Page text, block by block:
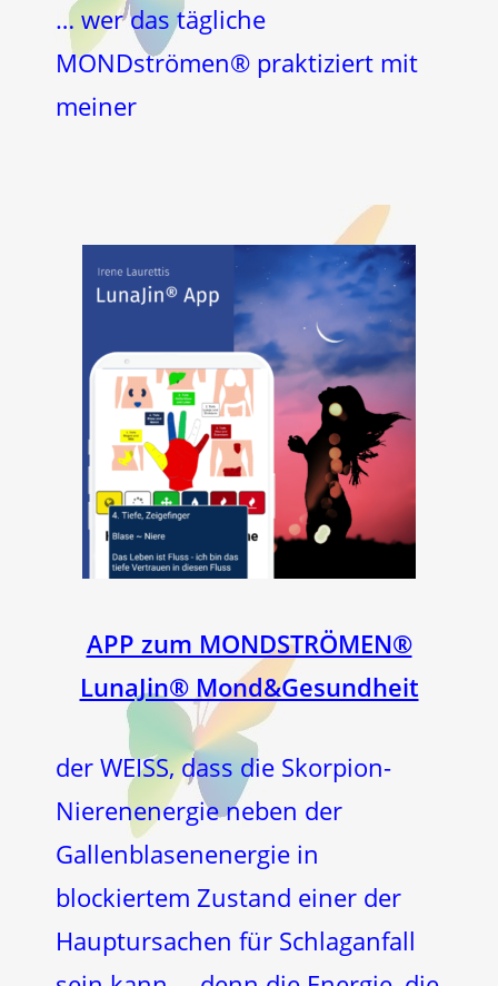
… wer das tägliche
MONDströmen® praktiziert mit
meiner
APP zum MONDSTRÖMEN®
LunaJin® Mond&Gesundheit
der WEISS, dass die Skorpion-
Nierenenergie neben der
Gallenblasenenergie in
blockiertem Zustand einer der
Hauptursachen für Schlaganfall